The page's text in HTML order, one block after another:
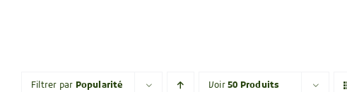
Filtrer par Popularité Voir50 Produits